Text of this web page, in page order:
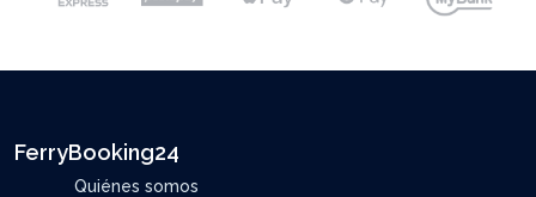
FerryBooking24
Quiénes somos